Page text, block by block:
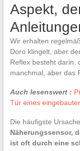
Aspekt,
Wir erhalten
Doro klingelt, aber
Reflex besteht darin,
manchmal, aber das
Auch lesenswert :
Tür eines
Die häufigste
Näherungssensor,
ist oft durch eine